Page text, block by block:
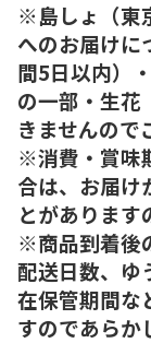
※島しょ（東
へのお届けに
間5日以内）
の一部・生花
きませんので
※消費・賞味
合は、お届け
とがあります
※商品到着後
配送日数、ゆ
在保管期間な
すのであらか